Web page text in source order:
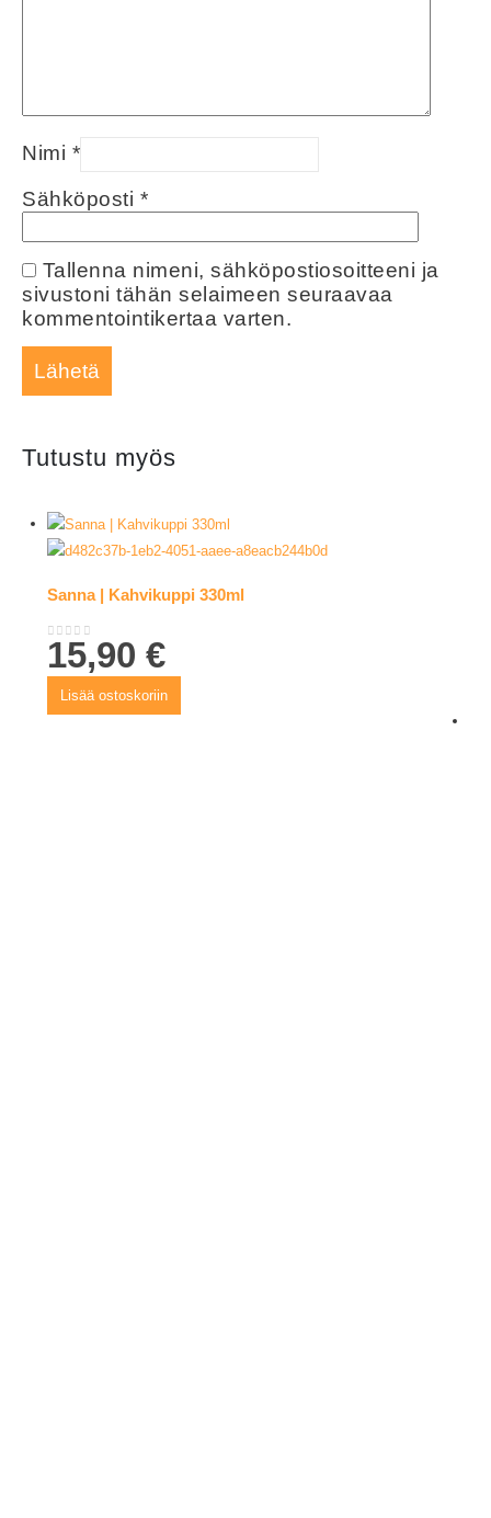
Nimi *
Sähköposti *
Tallenna nimeni, sähköpostiosoitteeni ja
sivustoni tähän selaimeen seuraavaa
kommentointikertaa varten.
Tutustu myös
Sanna | Kahvikuppi 330ml
0out of 5
15,90€
Lisää ostoskoriin